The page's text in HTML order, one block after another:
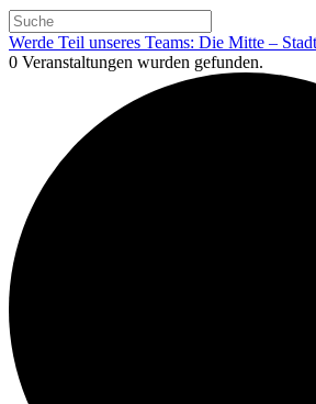
Werde Teil unseres Teams: Die Mitte –
0 Veranstaltungen wurden gefunden.